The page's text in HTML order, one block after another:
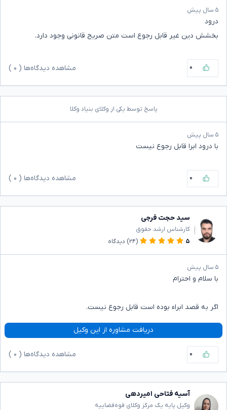
۵ سال پیش
درود
بخشش دین غیر قابل رجوع است متن صریح قانونی وجود دارد.
۰ مشاهده دیدگاه‌ها ( ۰
پاسخ توسط یکی از وکلای بنیاد وکلا
۵ سال پیش
با درود ابرا قابل رجوع نیست
۰ مشاهده دیدگاه‌ها ( ۰
سید حجت فرجی
کارشناس ارشد حقوق
۵
(۲۴) دیدگاه
۵ سال پیش
با سلام و احترام
اگر به قصد ابراء بوده است قابل رجوع نیست.
دریافت مشاوره از این وکیل
۰ مشاهده دیدگاه‌ها ( ۰
آسیه فتاحی امیردهی
وکیل پایه یک مرکز وکلای قوه‌قضاییه